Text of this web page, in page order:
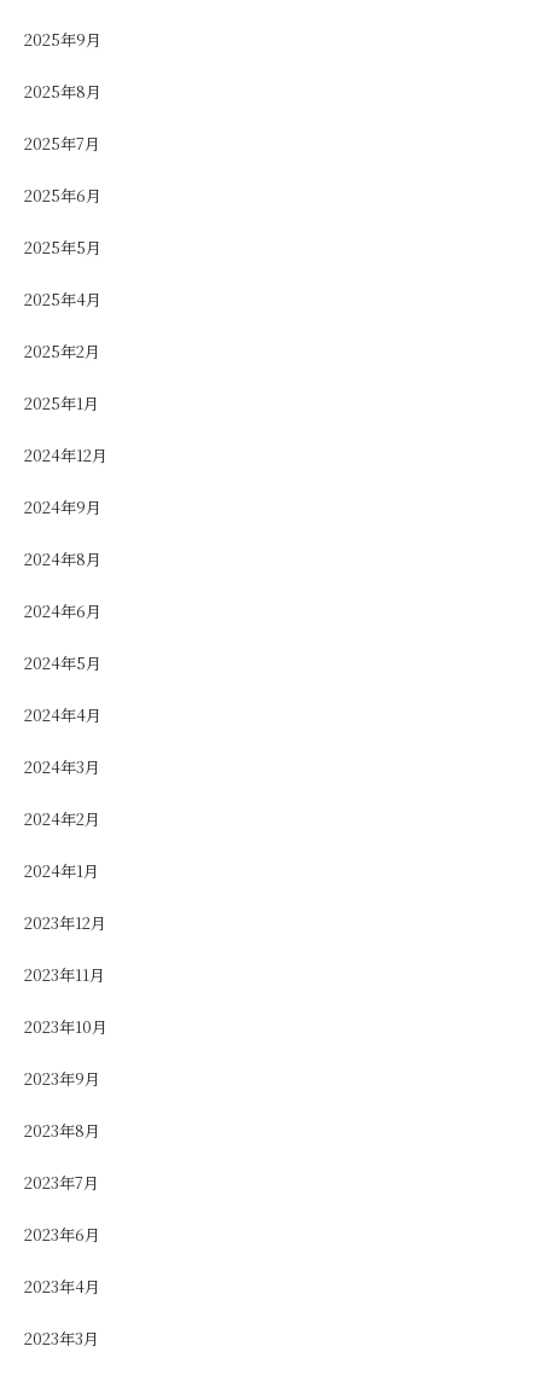
2025年9月
2025年8月
2025年7月
2025年6月
2025年5月
2025年4月
2025年2月
2025年1月
2024年12月
2024年9月
2024年8月
2024年6月
2024年5月
2024年4月
2024年3月
2024年2月
2024年1月
2023年12月
2023年11月
2023年10月
2023年9月
2023年8月
2023年7月
2023年6月
2023年4月
2023年3月